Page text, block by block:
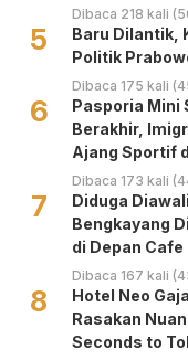
Dibaca 218 kali
5
Baru Dilantik,
Politik
Dibaca 175 kali
6
Pasporia Mini
Berakhir,
Ajang Sportif
Masyarakat
Dibaca 173 kali
7
Diduga
Bengkayang
di Depan Cafe
Dibaca 167 kali
8
Hotel Neo
Rasakan
Seconds to